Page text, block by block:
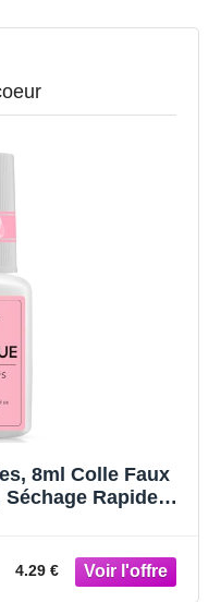
8ml Colle Faux
Rapide
durée
4.29 €